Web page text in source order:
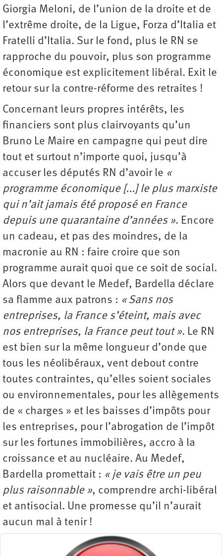
Giorgia Meloni, de l’union de la droite et de
l’extrême droite, de la Ligue, Forza d’Italia et
Fratelli d’Italia. Sur le fond, plus le RN se
rapproche du pouvoir, plus son programme
économique est explicitement libéral. Exit le
retour sur la contre-réforme des retraites !
Concernant leurs propres intérêts, les
financiers sont plus clairvoyants qu’un
Bruno Le Maire en campagne qui peut dire
tout et surtout n’importe quoi, jusqu’à
accuser les députés RN d’avoir le «
programme économique [...] le plus marxiste
qui n’ait jamais été proposé en France
depuis une quarantaine d’années ». Encore
un cadeau, et pas des moindres, de la
macronie au RN : faire croire que son
programme aurait quoi que ce soit de social.
Alors que devant le Medef, Bardella déclare
sa flamme aux patrons : « Sans nos
entreprises, la France s’éteint, mais avec
nos entreprises, la France peut tout ». Le RN
est bien sur la même longueur d’onde que
tous les néolibéraux, vent debout contre
toutes contraintes, qu’elles soient sociales
ou environnementales, pour les allègements
de « charges » et les baisses d’impôts pour
les entreprises, pour l’abrogation de l’impôt
sur les fortunes immobilières, accro à la
croissance et au nucléaire. Au Medef,
Bardella promettait : « je vais être un peu
plus raisonnable », comprendre archi-libéral
et antisocial. Une promesse qu’il n’aurait
aucun mal à tenir !